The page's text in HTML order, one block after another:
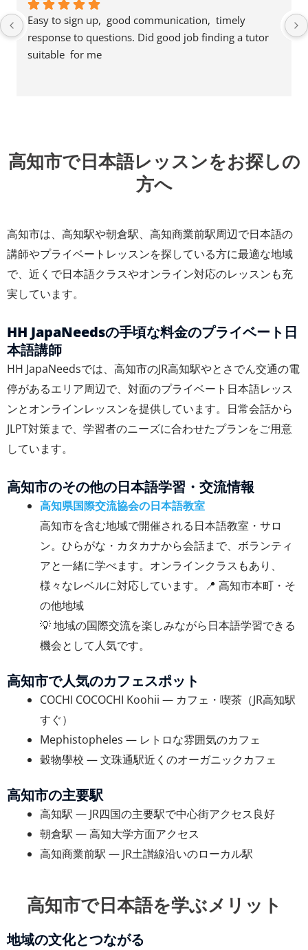
Easy to sign up,  good communication,  timely
response to questions. Did good job finding a tutor
suitable  for me
高知市で日本語レッスンをお探しの
方へ
高知市は、高知駅や朝倉駅、高知商業前駅周辺で日本語の
講師やプライベートレッスンを探している方に最適な地域
で、近くで日本語クラスやオンライン対応のレッスンも充
実しています。
HH JapaNeedsの手頃な料金のプライベート日
本語講師
HH JapaNeedsでは、高知市のJR高知駅やとさでん交通の電
停があるエリア周辺で、対面のプライベート日本語レッス
ンとオンラインレッスンを提供しています。日常会話から
JLPT対策まで、学習者のニーズに合わせたプランをご用意
しています。
高知市のその他の日本語学習・交流情報
高知県国際交流協会の日本語教室
高知市を含む地域で開催される日本語教室・サロ
ン。ひらがな・カタカナから会話まで、ボランティ
アと一緒に学べます。オンラインクラスもあり、
様々なレベルに対応しています。📍 高知市本町・そ
の他地域
💡 地域の国際交流を楽しみながら日本語学習できる
機会として人気です。
高知市で人気のカフェスポット
COCHI COCOCHI Koohii — カフェ・喫茶（JR高知駅
すぐ）
Mephistopheles — レトロな雰囲気のカフェ
穀物學校 — 文珠通駅近くのオーガニックカフェ
高知市の主要駅
高知駅 — JR四国の主要駅で中心街アクセス良好
朝倉駅 — 高知大学方面アクセス
高知商業前駅 — JR土讃線沿いのローカル駅
高知市で日本語を学ぶメリット
地域の文化とつながる